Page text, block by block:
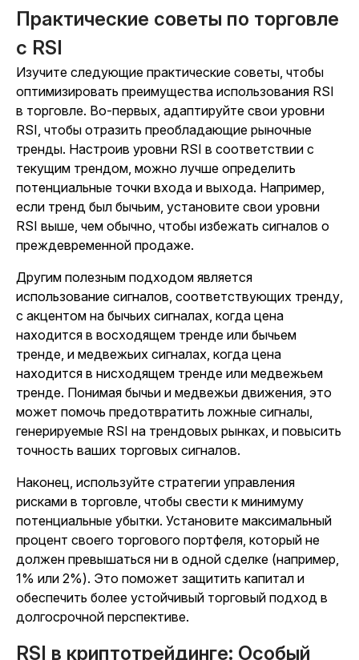
Практические советы по торговле
с RSI
Изучите следующие практические советы, чтобы
оптимизировать преимущества использования RSI
в торговле. Во-первых, адаптируйте свои уровни
RSI, чтобы отразить преобладающие рыночные
тренды. Настроив уровни RSI в соответствии с
текущим трендом, можно лучше определить
потенциальные точки входа и выхода. Например,
если тренд был бычьим, установите свои уровни
RSI выше, чем обычно, чтобы избежать сигналов о
преждевременной продаже.
Другим полезным подходом является
использование сигналов, соответствующих тренду,
с акцентом на бычьих сигналах, когда цена
находится в восходящем тренде или бычьем
тренде, и медвежьих сигналах, когда цена
находится в нисходящем тренде или медвежьем
тренде. Понимая бычьи и медвежьи движения, это
может помочь предотвратить ложные сигналы,
генерируемые RSI на трендовых рынках, и повысить
точность ваших торговых сигналов.
Наконец, используйте стратегии управления
рисками в торговле, чтобы свести к минимуму
потенциальные убытки. Установите максимальный
процент своего торгового портфеля, который не
должен превышаться ни в одной сделке (например,
1% или 2%). Это поможет защитить капитал и
обеспечить более устойчивый торговый подход в
долгосрочной перспективе.
RSI в криптотрейдинге: Особый